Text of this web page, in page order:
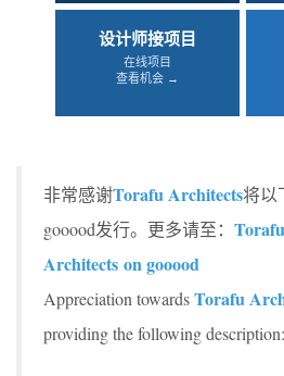
设计师接项目
在线项目
查看机会 →
非常感谢Torafu Architects将以
gooood发行。更多请至： Torafu
Architects on gooood
Appreciation towardsTorafu
providing the following description: